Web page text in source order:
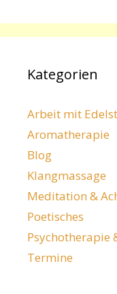
Kategorien
Arbeit mit
Aromatherapie
Blog
Klangmassage
Meditation &
Poetisches
Psychotherapie
Termine